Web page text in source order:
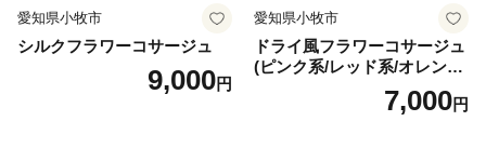
愛知県小牧市
シルクフラワーコサージュ
9,000円
愛知県小牧市
ドライ風フラワーコサージュ
(ピンク系/レッド系/オレンジ
系/ホワイト系/イエロー系/グ
リーン系/ブルー系）7,000円